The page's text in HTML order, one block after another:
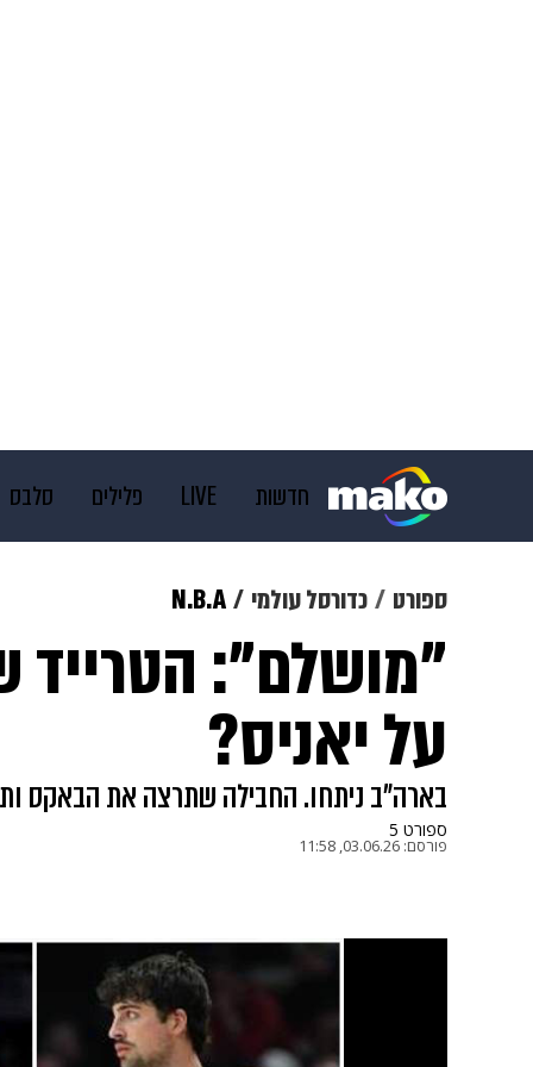
חדשות LIVE פלילים סלבס
תרבות צבא וביטחון
גאווה ויוה משפט תשעה
ספורט כדורסל עולמי N.B.A
"מושלם": הטרייד
על יאניס?
בארה"ב ניתחו. החבילה שתרצה את הבאקס
ספורט 5
פורסם: 03.06.26, 11:58